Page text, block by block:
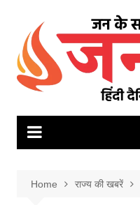
content
Home राज्य की खबरें